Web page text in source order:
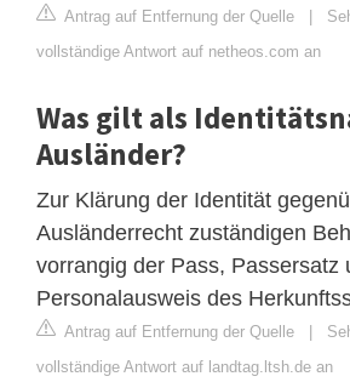
Antrag auf Entfernung der Quelle |
vollständige Antwort auf netheos.com an
Was gilt als
Ausländer?
Zur Klärung der Identität
Ausländerrecht zuständigen
vorrangig der Pass, Passersatz
Personalausweis des
Antrag auf Entfernung der Quelle |
vollständige Antwort auf landtag.ltsh.de an